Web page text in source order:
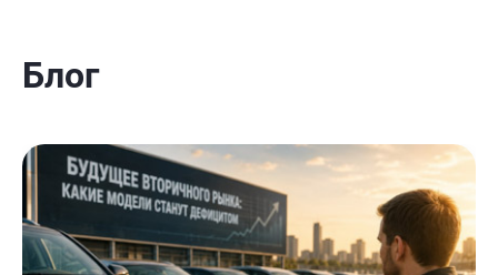
Блог